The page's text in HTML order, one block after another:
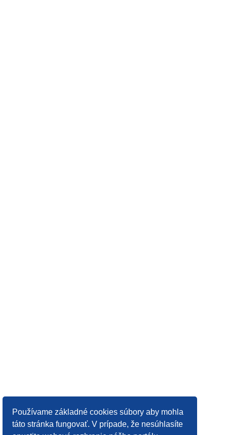
Používame základné cookies súbory aby mohla
táto stránka fungovať. V prípade, že nesúhlasíte